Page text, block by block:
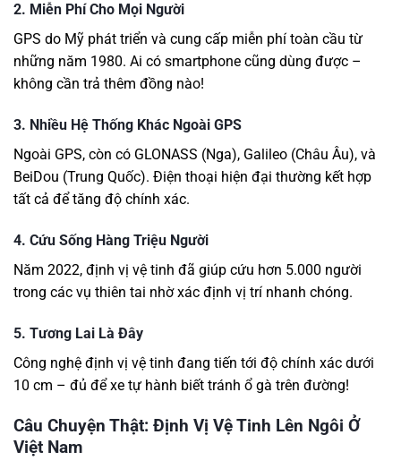
2. Miễn Phí Cho Mọi Người
GPS do Mỹ phát triển và cung cấp miễn phí toàn cầu từ
những năm 1980. Ai có smartphone cũng dùng được –
không cần trả thêm đồng nào!
3. Nhiều Hệ Thống Khác Ngoài GPS
Ngoài GPS, còn có GLONASS (Nga), Galileo (Châu Âu), và
BeiDou (Trung Quốc). Điện thoại hiện đại thường kết hợp
tất cả để tăng độ chính xác.
4. Cứu Sống Hàng Triệu Người
Năm 2022, định vị vệ tinh đã giúp cứu hơn 5.000 người
trong các vụ thiên tai nhờ xác định vị trí nhanh chóng.
5. Tương Lai Là Đây
Công nghệ định vị vệ tinh đang tiến tới độ chính xác dưới
10 cm – đủ để xe tự hành biết tránh ổ gà trên đường!
Câu Chuyện Thật: Định Vị Vệ Tinh Lên Ngôi Ở
Việt Nam